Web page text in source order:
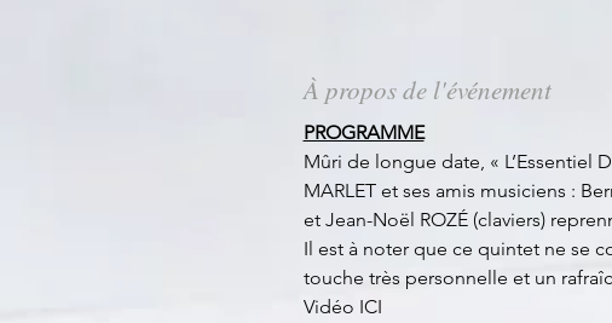
À propos de l'événement
PROGRAMME
Mûri de longue date, « L’Essentiel
MARLET et ses amis musiciens :
et Jean-Noël ROZÉ (claviers)
Il est à noter que ce quintet ne se
touche très personnelle et un
Vidéo ICI